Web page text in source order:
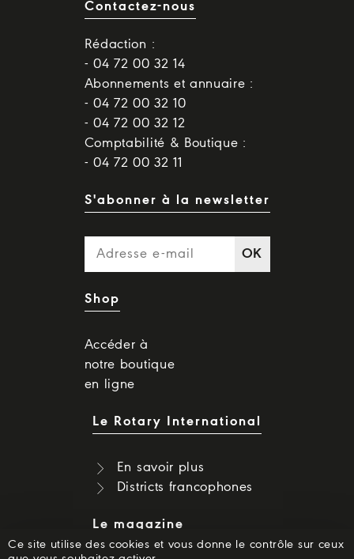
Contactez-nous
Rédaction :
- 04 72 00 32 14
Abonnements et annuaire :
- 04 72 00 32 10
- 04 72 00 32 12
Comptabilité & Boutique :
- 04 72 00 32 11
S'abonner à la newsletter
OK
Shop
Accéder à
notre boutique
en ligne
Le Rotary International
En savoir plus
Districts francophones
Le magazine
Ce site utilise des cookies et vous donne le contrôle sur ceux